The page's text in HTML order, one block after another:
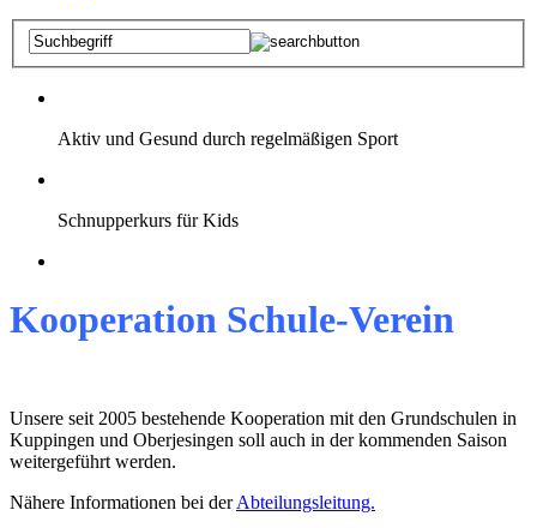
Aktiv und Gesund durch regelmäßigen Sport
Schnupperkurs für Kids
Kooperation Schule-Verein
Unsere seit 2005 bestehende Kooperation mit den Grundschulen in
Kuppingen und Oberjesingen soll auch in der kommenden Saison
weitergeführt werden.
Nähere Informationen bei derAbteilungsleitung.